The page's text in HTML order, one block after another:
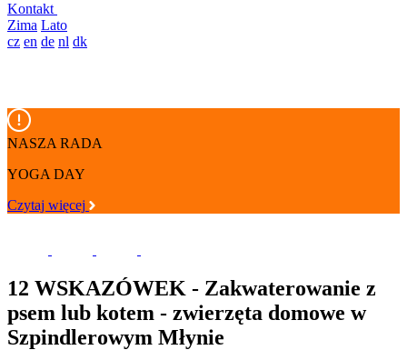
Kontakt
Zima Lato
cz en de nl dk
NASZA RADA
YOGA DAY
Czytaj więcej
12 WSKAZÓWEK - Zakwaterowanie z
psem lub kotem - zwierzęta domowe w
Szpindlerowym Młynie